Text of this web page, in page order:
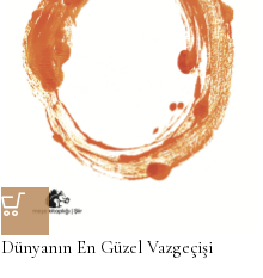
Dünyanın En Güzel Vazgeçişi